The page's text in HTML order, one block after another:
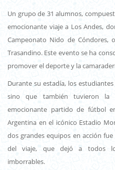
Un grupo de 31 alumnos,
emocionante viaje a Los Andes,
Campeonato Nido de Cóndores,
Trasandino. Este evento se ha
promover el deporte y la
Durante su estadía, los
sino que también tuvieron la
emocionante partido de fútbol
Argentina en el icónico Estadio
dos grandes equipos en acción
del viaje, que dejó a todos
imborrables.